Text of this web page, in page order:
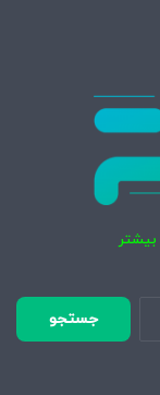
بیشتر
جستجو
برای: